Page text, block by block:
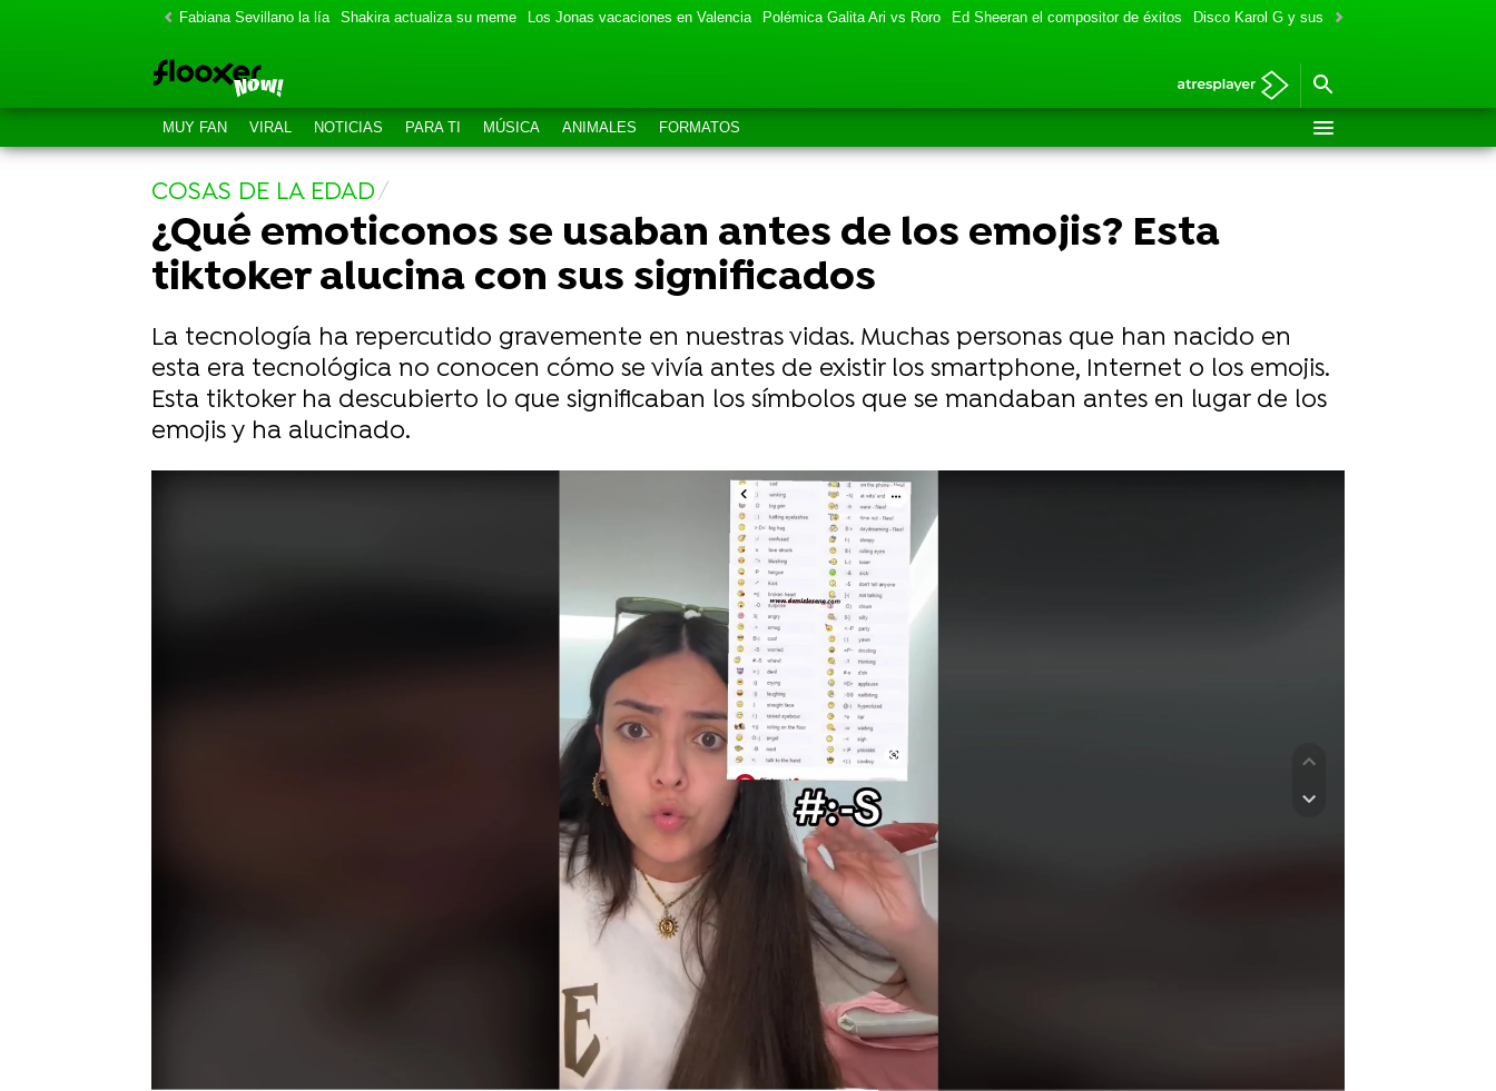
Fabiana Sevillano la lía Shakira actualiza su meme Los Jonas vacaciones en Valencia Polémica Galita Ari vs Roro Ed Sheeran el compositor de éxitos Disco Karol G y sus colaboraciones
MUY FAN VIRAL NOTICIAS PARA TI MÚSICA ANIMALES FORMATOS
COSAS DE LA EDAD
¿Qué emoticonos se usaban antes de los emojis? Esta
tiktoker alucina con sus significados
La tecnología ha repercutido gravemente en nuestras vidas. Muchas personas que han nacido en
esta era tecnológica no conocen cómo se vivía antes de existir los smartphone, Internet o los emojis.
Esta tiktoker ha descubierto lo que significaban los símbolos que se mandaban antes en lugar de los
emojis y ha alucinado.
Un usuario de Twitter avisa a sus seguidores de que las alarmas de la ropa ya no están donde solían estar
WhatsappFacebook
X Flipboard
La tecnología ha cambiado radicalmente nuestra vida. Las
generaciones que han nacido en la época de Internet y la revolución
tecnológica poco se pueden imaginar sobre cómo era la vida antes
de la invención de estos aparatos. Los móviles se han convertido